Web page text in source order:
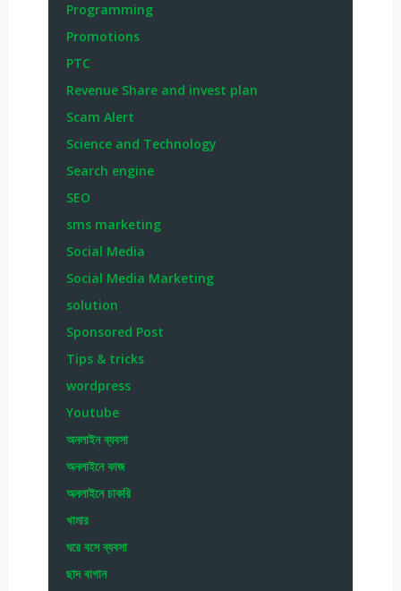
Programming
Promotions
PTC
Revenue Share and invest plan
Scam Alert
Science and Technology
Search engine
SEO
sms marketing
Social Media
Social Media Marketing
solution
Sponsored Post
Tips & tricks
wordpress
Youtube
অনলাইন ব্যবসা
অনলাইনে কাজ
অনলাইনে চাকরি
খামার
ঘরে বসে ব্যবসা
ছাদ বাগান